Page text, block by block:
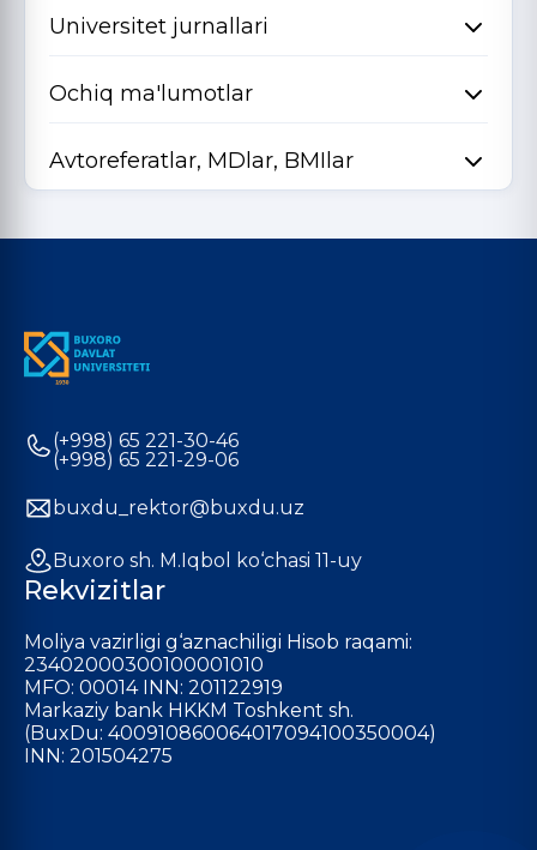
Universitet jurnallari
Ochiq ma'lumotlar
Avtoreferatlar, MDlar, BMIlar
(+998) 65 221-30-46
(+998) 65 221-29-06
buxdu_rektor@buxdu.uz
Buxoro sh. M.Iqbol ko‘chasi 11-uy
Rekvizitlar
Moliya vazirligi g‘aznachiligi Hisob raqami:
23402000300100001010
MFO: 00014 INN: 201122919
Markaziy bank HKKM Toshkent sh.
(BuxDu: 400910860064017094100350004)
INN: 201504275